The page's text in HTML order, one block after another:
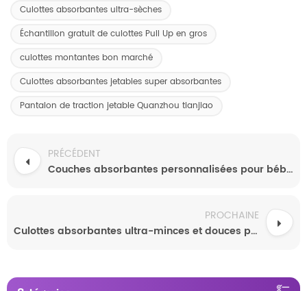
Culottes absorbantes ultra-sèches
Échantillon gratuit de culottes Pull Up en gros
culottes montantes bon marché
Culottes absorbantes jetables super absorbantes
Pantalon de traction jetable Quanzhou tianjiao
PRÉCÉDENT
Couches absorbantes personnalisées pour bébés, culottes d'apprentissage
PROCHAINE
Culottes absorbantes ultra-minces et douces pour peaux sensibles